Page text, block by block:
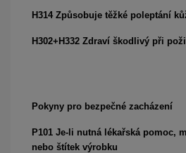
H314 Způsobuje těžké poleptání
H302+H332 Zdraví škodlivý při
Pokyny pro bezpečné zacházení
P101 Je-li nutná lékařská pomoc,
nebo štítek výrobku